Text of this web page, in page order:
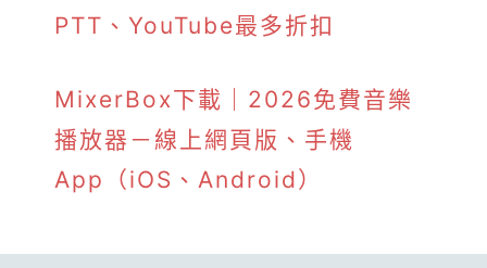
PTT、YouTube最多折扣
MixerBox下載｜2026免費音樂
播放器－線上網頁版、手機
App（iOS、Android）